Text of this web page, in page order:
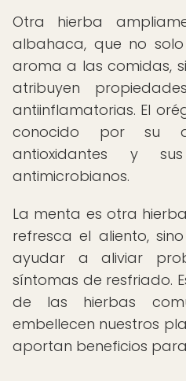
Otra hierba
albahaca, que no
aroma a las comidas,
atribuyen
antiinflamatorias. El
conocido por su
antioxidantes y
antimicrobianos.
La menta es otra
refresca el aliento,
ayudar a aliviar
síntomas de resfriado.
de las hierbas
embellecen nuestros
aportan beneficios